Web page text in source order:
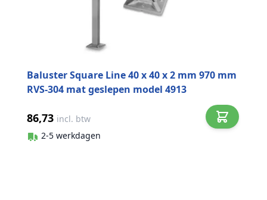
Baluster Square Line 40 x 40 x 2 mm 970 mm
RVS-304 mat geslepen model 4913
86,73 incl. btw
2-5 werkdagen